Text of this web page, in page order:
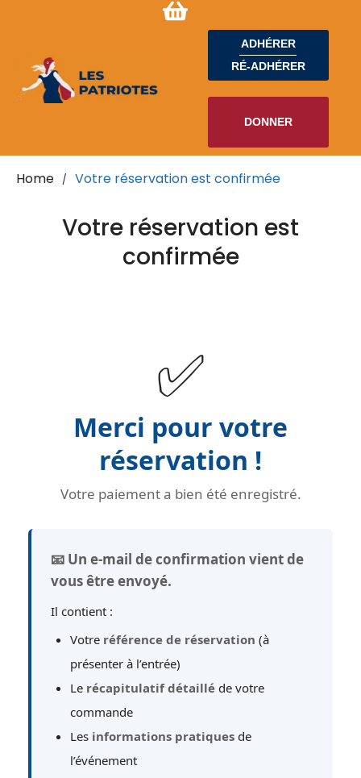
ADHÉRER
RÉ-ADHÉRER
DONNER
Home / Votre réservation est confirmée
Votre réservation est
confirmée
✅
Merci pour votre
réservation !
Votre paiement a bien été enregistré.
📧 Un e-mail de confirmation vient de
vous être envoyé.
Il contient :
Votre référence de réservation (à
présenter à l’entrée)
Le récapitulatif détaillé de votre
commande
Les informations pratiques de
l’événement